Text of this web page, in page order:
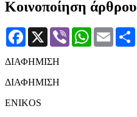
Κοινοποίηση άρθρου
Facebook
X Viber WhatsApp
Email
ΔΙΑΦΗΜΙΣΗ
ΔΙΑΦΗΜΙΣΗ
ENIKOS